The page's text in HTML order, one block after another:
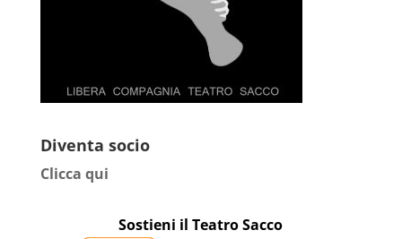
Diventa socio
Clicca qui
Sostieni il Teatro Sacco